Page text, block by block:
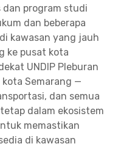
program studi
dan beberapa
kawasan yang jauh
ke pusat kota
UNDIP Pleburan
Semarang —
dan semua
dalam ekosistem
memastikan
di kawasan